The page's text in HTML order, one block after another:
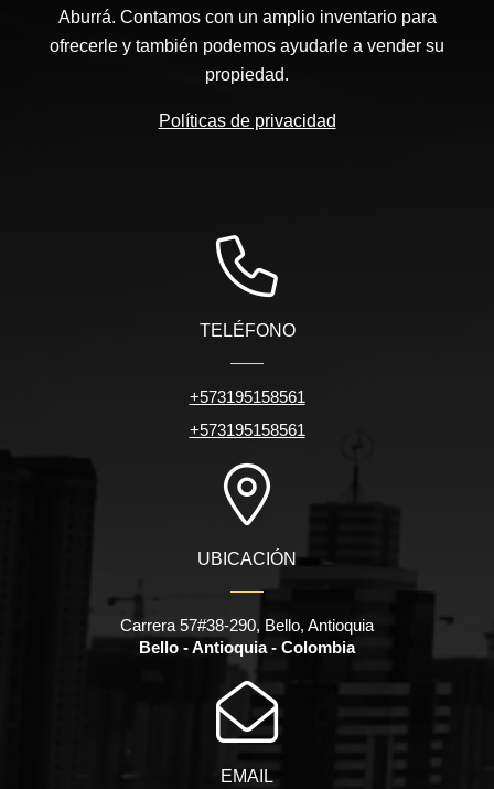
Aburrá. Contamos con un amplio inventario para
ofrecerle y también podemos ayudarle a vender su
propiedad.
Políticas de privacidad
TELÉFONO
+573195158561
+573195158561
UBICACIÓN
Carrera 57#38-290, Bello, Antioquia
Bello - Antioquia - Colombia
EMAIL